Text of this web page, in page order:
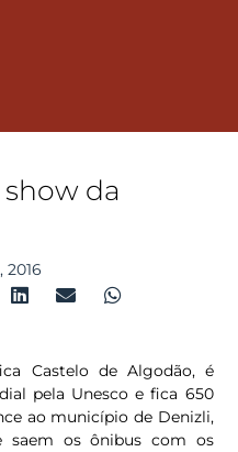
da
2016
Castelo de Algodão, é
pela Unesco e fica 650
ao município de Denizli,
os ônibus com os